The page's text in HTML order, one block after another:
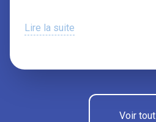
Lire la suite
Voir tout